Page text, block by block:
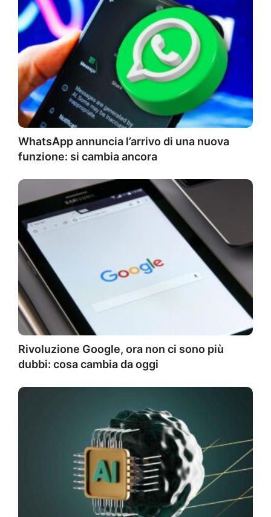
WhatsApp annuncia l’arrivo di una nuova
funzione: si cambia ancora
Rivoluzione Google, ora non ci sono più
dubbi: cosa cambia da oggi